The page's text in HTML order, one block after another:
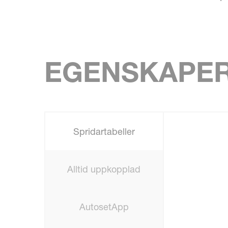
Spridartabeller
Alltid uppkopplad
AutosetApp